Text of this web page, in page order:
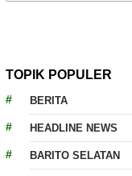
TOPIK POPULER
BERITA
HEADLINE NEWS
BARITO SELATAN